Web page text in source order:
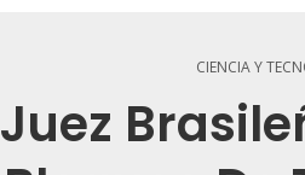
CIENCIA Y
Juez